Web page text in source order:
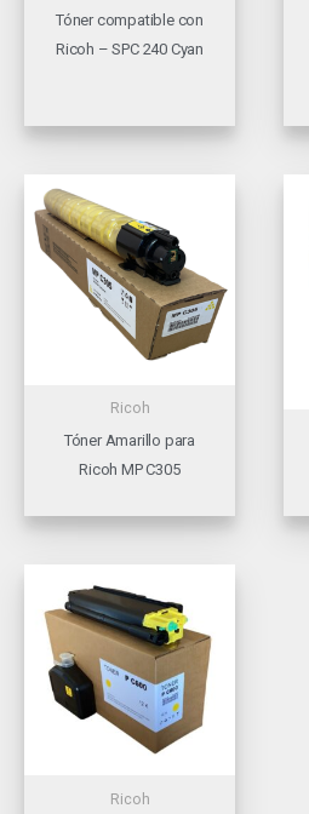
Tóner compatible con
Ricoh – SPC 240 Cyan
Ricoh
Tóner Amarillo para
Ricoh MP C305
Ricoh